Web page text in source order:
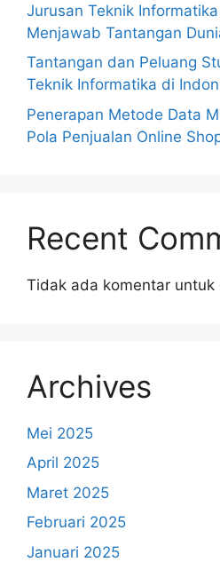
Jurusan Teknik
Menjawab Tantangan
Tantangan dan Peluang
Teknik Informatika di
Penerapan Metode Data
Pola Penjualan Online
Recent
Tidak ada komentar untuk
Archives
Mei 2025
April 2025
Maret 2025
Februari 2025
Januari 2025